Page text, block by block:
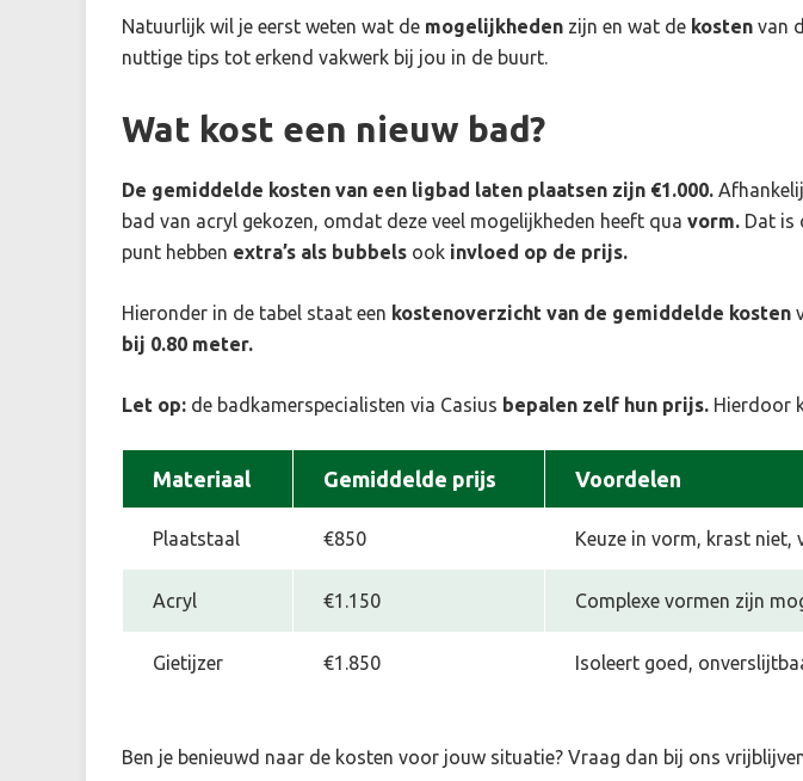
Natuurlijk wil je eerst weten wat de mogelijkheden zijn en wat de kosten van
nuttige tips tot erkend vakwerk bij jou in de buurt.
Wat kost een nieuw bad?
De gemiddelde kosten van een ligbad laten plaatsen zijn €1.000.
bad van acryl gekozen, omdat deze veel mogelijkheden heeft qua vorm. Dat is
punt hebben extra’s als bubbels ook invloed op de prijs.
Hieronder in de tabel staat een kostenoverzicht van de gemiddelde kosten
bij 0.80 meter.
Let op: de badkamerspecialisten via Casius bepalen zelf hun prijs. Hierdoor
Materiaal Gemiddelde prijs Voordelen
Plaatstaal €850 Keuze in vorm, krast niet,
Acryl €1.150 Complexe vormen zijn
Gietijzer €1.850 Isoleert goed,
Ben je benieuwd naar de kosten voor jouw situatie? Vraag dan bij ons